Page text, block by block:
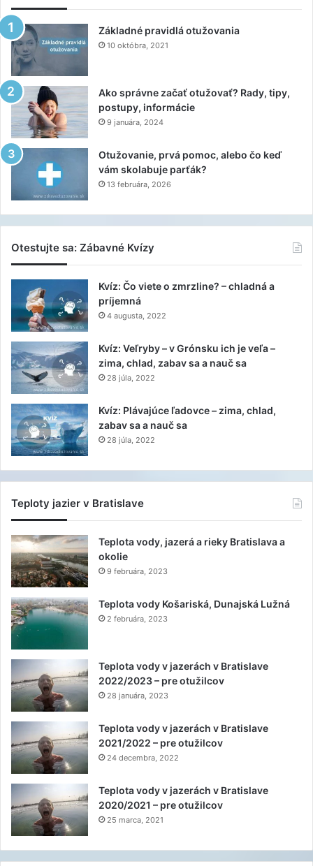
Základné pravidlá otužovania
10 októbra, 2021
Ako správne začať otužovať? Rady, tipy,
postupy, informácie
9 januára, 2024
Otužovanie, prvá pomoc, alebo čo keď
vám skolabuje parťák?
13 februára, 2026
Otestujte sa: Zábavné Kvízy
Kvíz: Čo viete o zmrzline? – chladná a
príjemná
4 augusta, 2022
Kvíz: Veľryby – v Grónsku ich je veľa –
zima, chlad, zabav sa a nauč sa
28 júla, 2022
Kvíz: Plávajúce ľadovce – zima, chlad,
zabav sa a nauč sa
28 júla, 2022
Teploty jazier v Bratislave
Teplota vody, jazerá a rieky Bratislava a
okolie
9 februára, 2023
Teplota vody Košariská, Dunajská Lužná
2 februára, 2023
Teplota vody v jazerách v Bratislave
2022/2023 – pre otužilcov
28 januára, 2023
Teplota vody v jazerách v Bratislave
2021/2022 – pre otužilcov
24 decembra, 2022
Teplota vody v jazerách v Bratislave
2020/2021 – pre otužilcov
25 marca, 2021